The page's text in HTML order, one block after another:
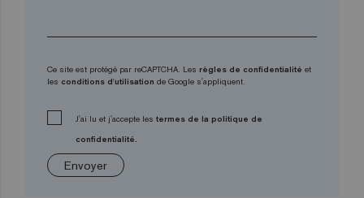
Ce site est protégé par reCAPTCHA. Les règles de confidentialité et
les conditions d'utilisation de Google s'appliquent.
J'ai lu et j'accepte les termes de la politique de
confidentialité.
Envoyer